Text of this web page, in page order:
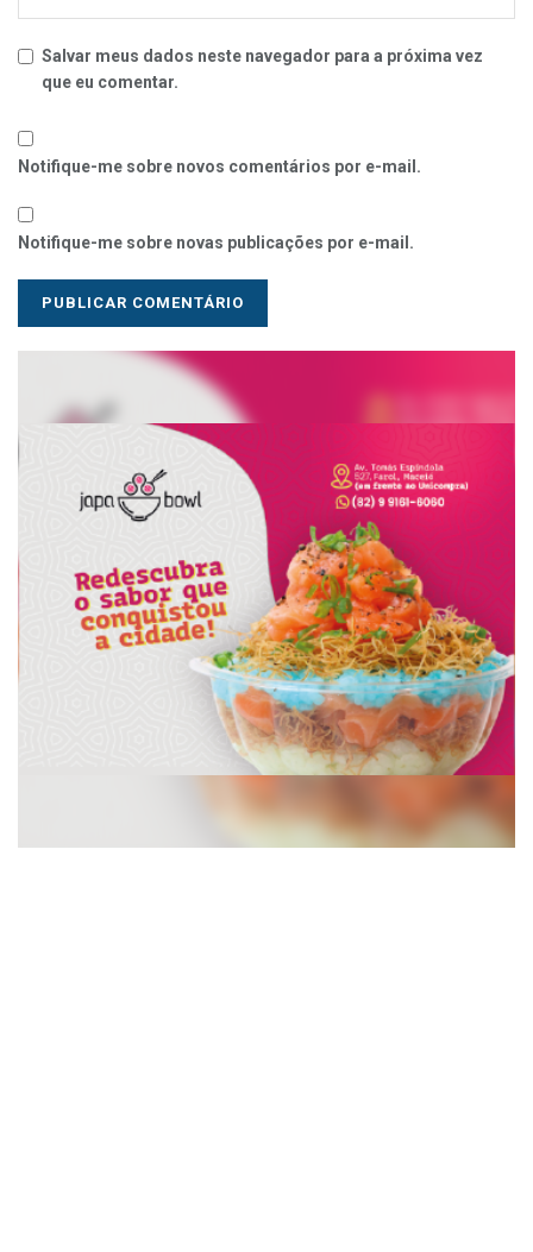
Salvar meus dados neste navegador para a próxima vez
que eu comentar.
Notifique-me sobre novos comentários por e-mail.
Notifique-me sobre novas publicações por e-mail.